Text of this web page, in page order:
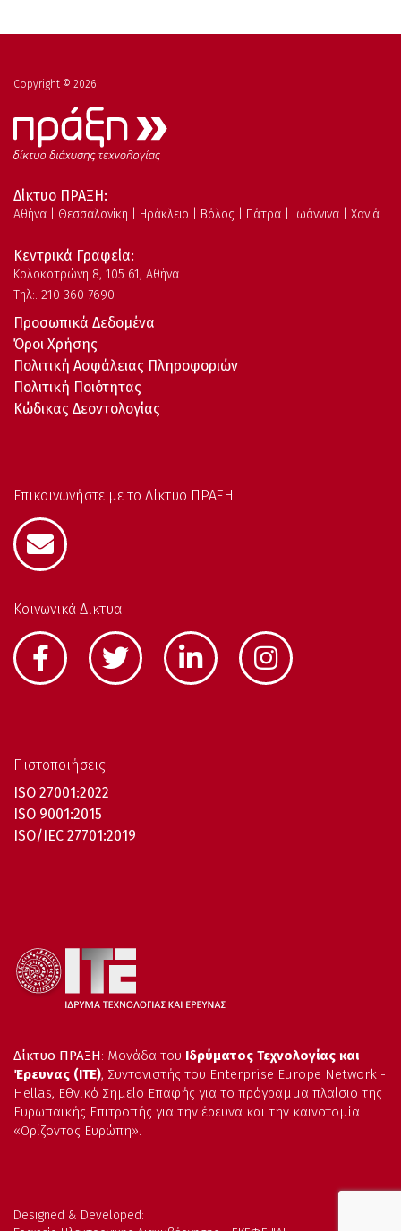
Copyright © 2026
Δίκτυο ΠΡΑΞΗ:
Αθήνα | Θεσσαλονίκη | Ηράκλειο | Βόλος | Πάτρα | Ιωάννινα | Χανιά
Κεντρικά Γραφεία:
Kολοκοτρώνη 8, 105 61, Αθήνα
Τηλ:. 210 360 7690
Προσωπικά Δεδομένα
Όροι Χρήσης
Πολιτική Ασφάλειας Πληροφοριών
Πολιτική Ποιότητας
Κώδικας Δεοντολογίας
Επικοινωνήστε με το Δίκτυο ΠΡΑΞΗ:
Κοινωνικά Δίκτυα
Πιστοποιήσεις
ISO 27001:2022
ISO 9001:2015
ISO/IEC 27701:2019
Δίκτυο ΠΡΑΞΗ: Μονάδα του Ιδρύματος Τεχνολογίας και
Έρευνας (ΙΤΕ), Συντονιστής του Enterprise Europe Network -
Hellas, Εθνικό Σημείο Επαφής για το πρόγραμμα πλαίσιο της
Ευρωπαϊκής Επιτροπής για την έρευνα και την καινοτομία
«Ορίζοντας Ευρώπη».
Designed & Developed: